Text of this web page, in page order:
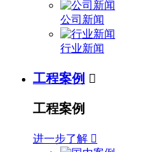
公司新闻
行业新闻
工程案例 
工程案例
进一步了解 